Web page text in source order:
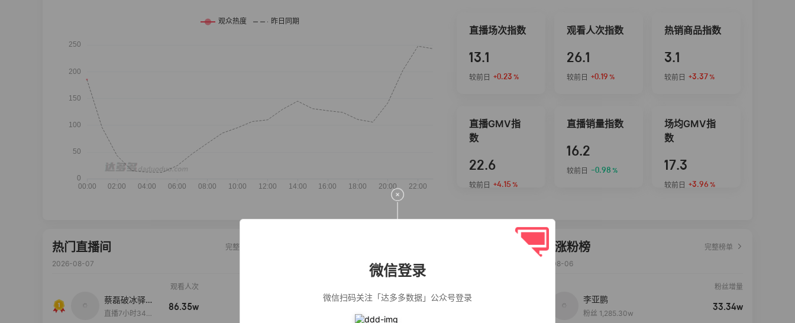
微信登录
微信扫码关注「达多多数据」公众号登录
直播场次指数
13.1
较前日 +0.23 %
观看人次指数
26.1
较前日 +0.19 %
热销商品指数
3.1
较前日 +3.37%
直播GMV指
数
22.6
较前日 +4.15 %
直播销量指数
16.2
较前日 -0.98 %
场均GMV指
数
17.3
较前日 +3.96 %
热门直播间
完整榜单
2026-08-07
观看人次
蔡磊破冰驿站
直播间好物分
直播7小时34分
86.35w
公仔牌顽渍净洗
达人涨粉榜
完整榜单
2026-08-06
粉丝增量
李亚鹏
粉丝 1,285.30w
33.34w